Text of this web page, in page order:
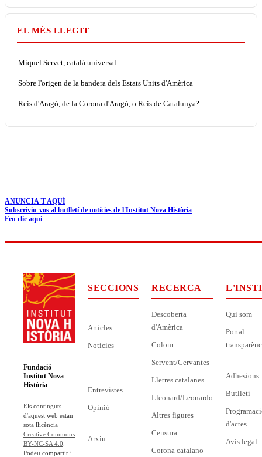
EL MÉS LLEGIT
Miquel Servet, català universal
Sobre l'origen de la bandera dels Estats Units d'Amèrica
Reis d'Aragó, de la Corona d'Aragó, o Reis de Catalunya?
ANUNCIA'T AQUÍ
Subscriviu-vos al butlletí de notícies de l'Institut Nova Història
Feu clic aquí
Fundació
Institut Nova
Història
Els continguts
d'aquest web estan
sota llicència
Creative Commons
BY-NC-SA 4.0
Podeu compartir i
SECCIONS
Articles
Notícies
Entrevistes
Opinió
Arxiu
RECERCA
Descoberta
d'Amèrica
Colom
Servent/Cervantes
Lletres catalanes
Lleonard/Leonardo
Altres figures
Censura
Corona catalano-
Qui som
Portal
Adhesions
Butlletí
d'actes
Avís legal